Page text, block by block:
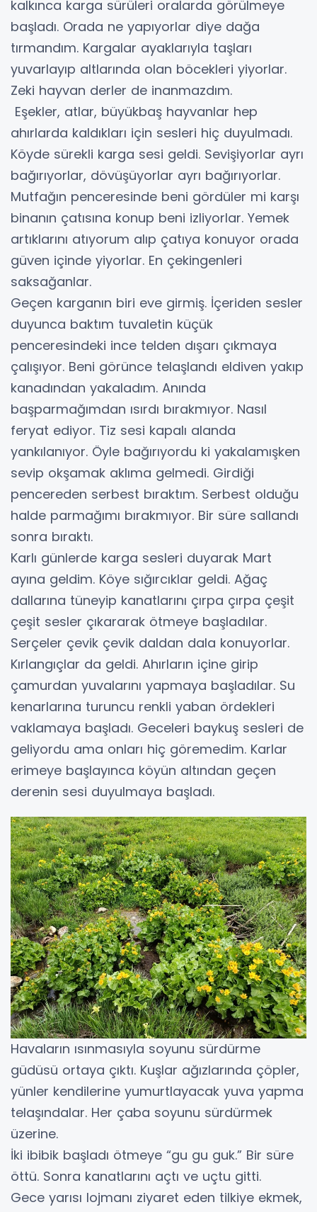
kalkınca karga sürüleri oralarda görülmeye
başladı. Orada ne yapıyorlar diye dağa
tırmandım. Kargalar ayaklarıyla taşları
yuvarlayıp altlarında olan böcekleri yiyorlar.
Zeki hayvan derler de inanmazdım.
Eşekler, atlar, büyükbaş hayvanlar hep
ahırlarda kaldıkları için sesleri hiç duyulmadı.
Köyde sürekli karga sesi geldi. Sevişiyorlar ayrı
bağırıyorlar, dövüşüyorlar ayrı bağırıyorlar.
Mutfağın penceresinde beni gördüler mi karşı
binanın çatısına konup beni izliyorlar. Yemek
artıklarını atıyorum alıp çatıya konuyor orada
güven içinde yiyorlar. En çekingenleri
saksağanlar.
Geçen karganın biri eve girmiş. İçeriden sesler
duyunca baktım tuvaletin küçük
penceresindeki ince telden dışarı çıkmaya
çalışıyor. Beni görünce telaşlandı eldiven yakıp
kanadından yakaladım. Anında
başparmağımdan ısırdı bırakmıyor. Nasıl
feryat ediyor. Tiz sesi kapalı alanda
yankılanıyor. Öyle bağırıyordu ki yakalamışken
sevip okşamak aklıma gelmedi. Girdiği
pencereden serbest bıraktım. Serbest olduğu
halde parmağımı bırakmıyor. Bir süre sallandı
sonra bıraktı.
Karlı günlerde karga sesleri duyarak Mart
ayına geldim. Köye sığırcıklar geldi. Ağaç
dallarına tüneyip kanatlarını çırpa çırpa çeşit
çeşit sesler çıkararak ötmeye başladılar.
Serçeler çevik çevik daldan dala konuyorlar.
Kırlangıçlar da geldi. Ahırların içine girip
çamurdan yuvalarını yapmaya başladılar. Su
kenarlarına turuncu renkli yaban ördekleri
vaklamaya başladı. Geceleri baykuş sesleri de
geliyordu ama onları hiç göremedim. Karlar
erimeye başlayınca köyün altından geçen
derenin sesi duyulmaya başladı.
Havaların ısınmasıyla soyunu sürdürme
güdüsü ortaya çıktı. Kuşlar ağızlarında çöpler,
yünler kendilerine yumurtlayacak yuva yapma
telaşındalar. Her çaba soyunu sürdürmek
üzerine.
İki ibibik başladı ötmeye “gu gu guk.” Bir süre
öttü. Sonra kanatlarını açtı ve uçtu gitti.
Gece yarısı lojmanı ziyaret eden tilkiye ekmek,